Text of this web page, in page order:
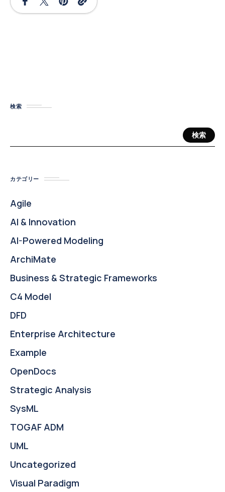
検索
検索
カテゴリー
Agile
AI & Innovation
AI-Powered Modeling
ArchiMate
Business & Strategic Frameworks
C4 Model
DFD
Enterprise Architecture
Example
OpenDocs
Strategic Analysis
SysML
TOGAF ADM
UML
Uncategorized
Visual Paradigm